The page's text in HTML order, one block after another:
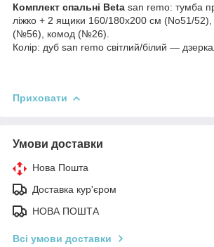
Комплект спальні Beta san remo: тумба
ліжко + 2 ящики 160/180х200 см (No51/
(№56), комод (№26).
Колір: дуб san remo світлий/білий —
Приховати
Умови доставки
Нова Пошта
Доставка кур'єром
НОВА ПОШТА
Всі умови доставки